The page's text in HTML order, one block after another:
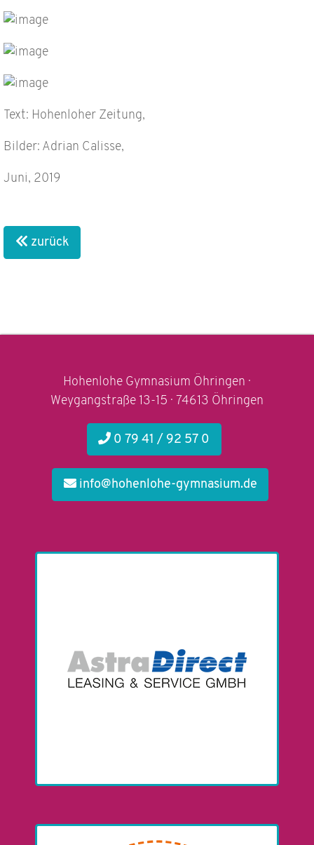
Text: Hohenloher Zeitung,
Bilder: Adrian Calisse,
Juni, 2019
zurück
Hohenlohe Gymnasium Öhringen ·
Weygangstraße 13-15 · 74613 Öhringen
0 79 41 / 92 57 0
info@hohenlohe-gymnasium.de